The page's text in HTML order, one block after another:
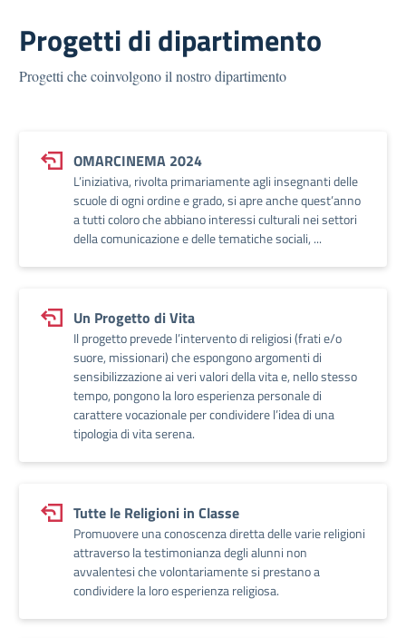
Progetti di dipartimento
Progetti che coinvolgono il nostro dipartimento
OMARCINEMA 2024
L’iniziativa, rivolta primariamente agli insegnanti delle
scuole di ogni ordine e grado, si apre anche quest’anno
a tutti coloro che abbiano interessi culturali nei settori
della comunicazione e delle tematiche sociali, ...
Un Progetto di Vita
Il progetto prevede l’intervento di religiosi (frati e/o
suore, missionari) che espongono argomenti di
sensibilizzazione ai veri valori della vita e, nello stesso
tempo, pongono la loro esperienza personale di
carattere vocazionale per condividere l’idea di una
tipologia di vita serena.
Tutte le Religioni in Classe
Promuovere una conoscenza diretta delle varie religioni
attraverso la testimonianza degli alunni non
avvalentesi che volontariamente si prestano a
condividere la loro esperienza religiosa.